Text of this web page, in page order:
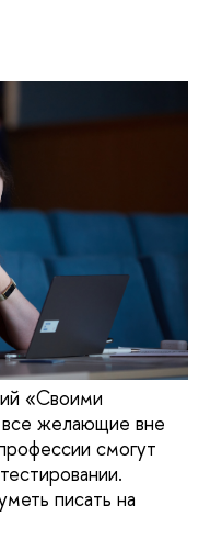
«Своими
желающие вне
смогут
писать на